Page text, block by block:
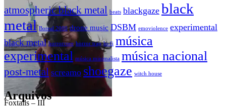
Foxtails – III
atmospheric black metal beats blackgaze black
metal Boreal 2000 drone music DSBM emoviolence experimental
black metal horrorcore horror trap lo-fi música
experimental música minimalista música nacional
post-metal screamo shoegaze witch house
Arquivos